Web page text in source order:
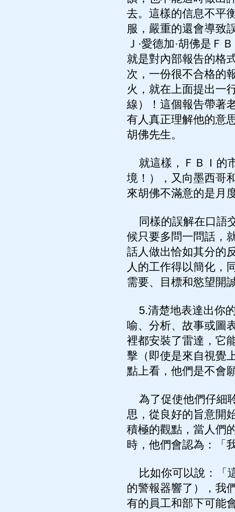
去。這樣的信息不平
服，嚴重的還會導致
Ｊ·愛德加·胡佛是Ｆ
就是對內部報告的格
次，一份很不合格的
火，就在上面提出一
線）！這個報告帶著
有人真正理解他的意
胡佛先生。
就這樣，ＦＢＩ的
境！），又向墨西哥
來胡佛不滿意的是月
同樣的誤解在口語
候只要多問一問話，
話人做出恰如其分的
人的工作得以簡化，
需要、目標和慾望開
5.清楚地表達出你
喻、分析、故事或圖
裡都安裝了雷達，它
擊（即使是來自視覺
點上看，他們是不會
為了促使他們仔細
思，從良好的旨意開
積極的觀點，當人們
時，他們會認為：「
比如你可以說：「
的警報器響了），我
有的員工和部下可能